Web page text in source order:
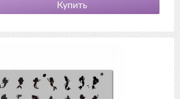
Купить